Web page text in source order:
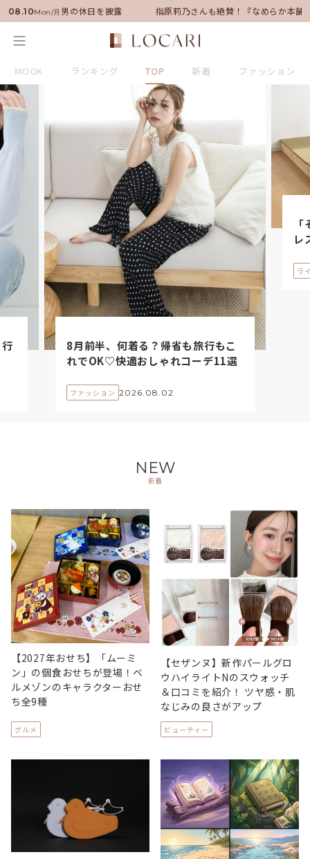
08.10Mon/月
就任！いい男の休日を披露 指原莉乃さんも絶賛！『なめらか本舗』
MOOK ランキング TOP 新着 ファッション
8月前半、何着る？帰省も旅行もこ
れでOK♡快適おしゃれコーデ11選
ファッション 2026.08.02
レ
ラ
NEW
新着
【2027年おせち】「ムーミ
ン」の個食おせちが登場！ベ
ルメゾンのキャラクターおせ
ち全9種
グルメ
【セザンヌ】新作パールグロ
ウハイライトNのスウォッチ
＆口コミを紹介！ ツヤ感・肌
なじみの良さがアップ
ビューティー